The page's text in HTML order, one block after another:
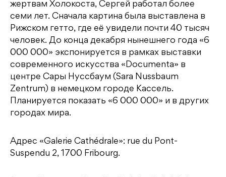
жертвам Холокоста, Сергей работал более
семи лет. Сначала картина была выставлена в
Рижском гетто, где её увидели почти 40 тысяч
человек. До конца декабря нынешнего года «6
000 000» экспонируется в рамках выставки
современного искусства «Doсumenta» в
центре Сары Нуссбаум (Sara Nussbaum
Zentrum) в немецком городе Кассель.
Планируется показать «6 000 000» и в других
городах мира.
Адрес «Galerie Cathédrale»: rue du Pont-
Suspendu 2, 1700 Fribourg.